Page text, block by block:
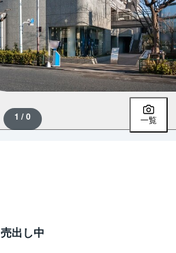
1 / 0 一覧
売出し中